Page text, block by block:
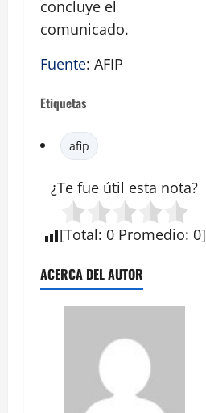
concluye el
comunicado.
Fuente: AFIP
Etiquetas
afip
¿Te fue útil esta nota?
[Total: 0 Promedio: 0]
ACERCA DEL AUTOR